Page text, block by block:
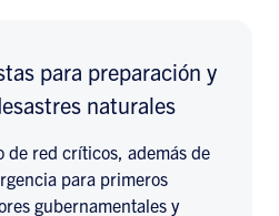
para preparación y
naturales
de red críticos, además de
para primeros
gubernamentales y